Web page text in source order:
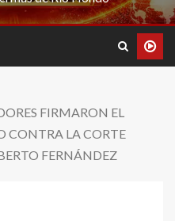
FIRMARON EL
CONTRA LA CORTE
FERNÁNDEZ